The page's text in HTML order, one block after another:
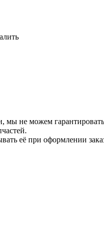
не можем
её при оформлении